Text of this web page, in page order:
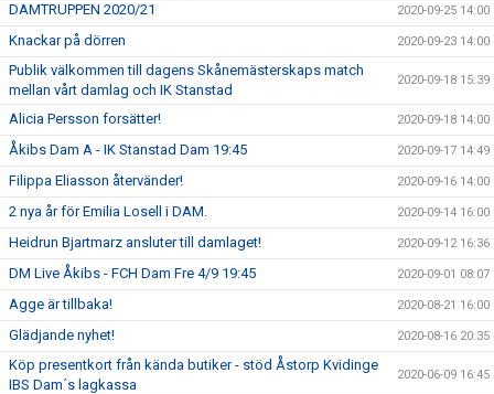
DAMTRUPPEN 2020/21 2020-09-25 14:00
Knackar på dörren 2020-09-23 14:00
Publik välkommen till dagens Skånemästerskaps match
mellan vårt damlag och IK Stanstad
2020-09-18 15:39
Alicia Persson forsätter! 2020-09-18 14:00
Åkibs Dam A - IK Stanstad Dam 19:45 2020-09-17 14:49
Filippa Eliasson återvänder! 2020-09-16 14:00
2 nya år för Emilia Losell i DAM. 2020-09-14 16:00
Heidrun Bjartmarz ansluter till damlaget! 2020-09-12 16:36
DM Live Åkibs - FCH Dam Fre 4/9 19:45 2020-09-01 08:07
Agge är tillbaka! 2020-08-21 16:00
Glädjande nyhet! 2020-08-16 20:35
Köp presentkort från kända butiker - stöd Åstorp Kvidinge
IBS Dam´s lagkassa
2020-06-09 16:45